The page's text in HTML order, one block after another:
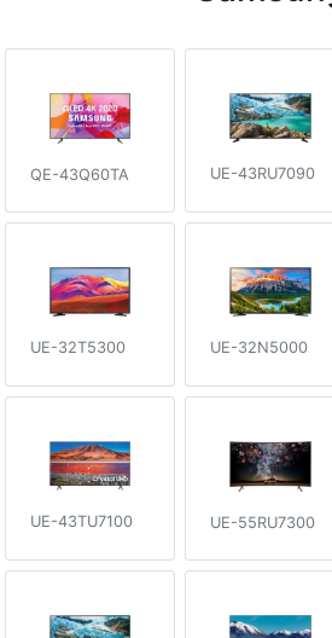
QE-43Q60TA UE-43RU7090
UE-32T5300 UE-32N5000
UE-43TU7100 UE-55RU7300